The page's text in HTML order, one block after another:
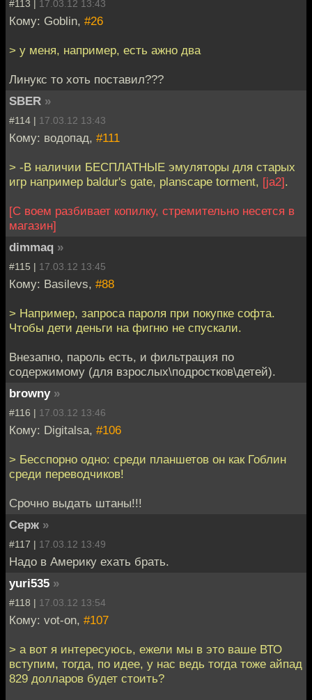
#113 | 17.03.12 13:43
Кому: Goblin, #26
> у меня, например, есть ажно два
Линукс то хоть поставил???
SBER »
#114 | 17.03.12 13:43
Кому: водопад, #111
> -В наличии БЕСПЛАТНЫЕ эмуляторы для старых
игр например baldur's gate, planscape torment, [ja2].
[С воем разбивает копилку, стремительно несется в
магазин]
dimmaq »
#115 | 17.03.12 13:45
Кому: Basilevs, #88
> Например, запроса пароля при покупке софта.
Чтобы дети деньги на фигню не спускали.
Внезапно, пароль есть, и фильтрация по
содержимому (для взрослых\подростков\детей).
browny »
#116 | 17.03.12 13:46
Кому: Digitalsa, #106
> Бесспорно одно: среди планшетов он как Гоблин
среди переводчиков!
Срочно выдать штаны!!!
Серж »
#117 | 17.03.12 13:49
Надо в Америку ехать брать.
yuri535 »
#118 | 17.03.12 13:54
Кому: vot-on, #107
> а вот я интересуюсь, ежели мы в это ваше ВТО
вступим, тогда, по идее, у нас ведь тогда тоже айпад
829 долларов будет стоить?